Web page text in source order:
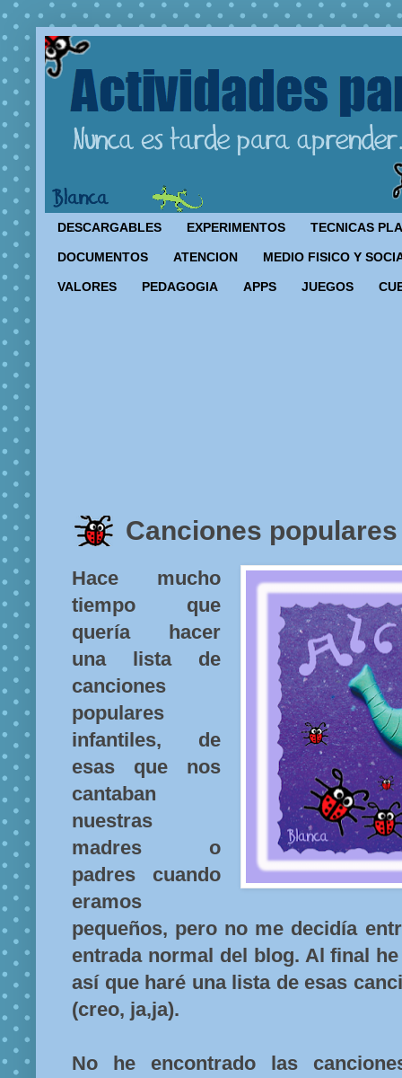
DESCARGABLES EXPERIMENTOS TECNICAS
DOCUMENTOS ATENCION MEDIO FISICO Y
VALORES PEDAGOGIA APPS JUEGOS
Canciones
Hace mucho
tiempo que
quería hacer
una lista de
canciones
populares
infantiles, de
esas que nos
cantaban
nuestras
madres o
padres cuando
eramos
pequeños, pero no me decidía
entrada normal del blog. Al final
así que haré una lista de esas
(creo, ja,ja).
No he encontrado las